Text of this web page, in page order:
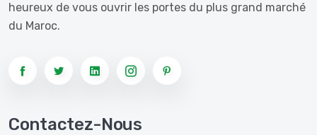
heureux de vous ouvrir les portes du plus grand marché
du Maroc.
Contactez-Nous